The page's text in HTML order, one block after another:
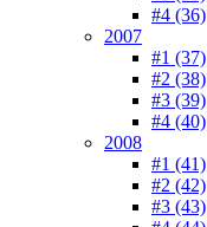
#4 (36)
2007
#1 (37)
#2 (38)
#3 (39)
#4 (40)
2008
#1 (41)
#2 (42)
#3 (43)